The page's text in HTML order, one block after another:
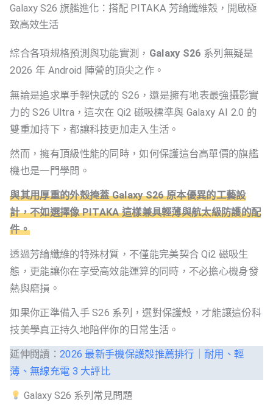
Galaxy S26 旗艦進化：搭配 PITAKA 芳綸纖維殼，開啟極
致高效生活
綜合各項規格預測與功能實測， Galaxy S26 系列無疑是
2026 年 Android 陣營的頂尖之作。
無論是追求單手輕快感的 S26，還是擁有地表最強攝影實
力的 S26 Ultra，這次在 Qi2 磁吸標準與 Galaxy AI 2.0 的
雙重加持下，都讓科技更加走入生活。
然而，擁有頂級性能的同時，如何保護這台高單價的旗艦
機也是一門學問。
與其用厚重的外殼掩蓋 Galaxy S26 原本優異的工藝設
計，不如選擇像 PITAKA 這樣兼具輕薄與航太級防護的配
件。
透過芳綸纖維的特殊材質，不僅能完美契合 Qi2 磁吸生
態，更能讓你在享受高效能運算的同時，不必擔心機身發
熱與磨損。
如果你正準備入手 S26 系列，選對保護殼，才能讓這份科
技美學真正持久地陪伴你的日常生活。
延伸閱讀： 2026 最新手機保護殼推薦排行｜耐用、輕
薄、無線充電 3 大評比
Galaxy S26 系列常見問題